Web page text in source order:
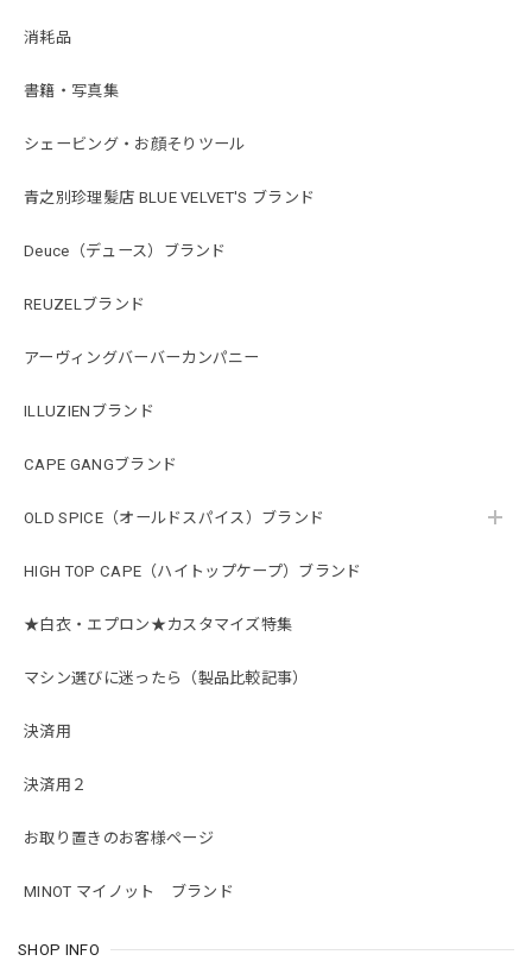
消耗品
書籍・写真集
シェービング・お顔そりツール
青之別珍理髪店 BLUE VELVET'S ブランド
Deuce（デュース）ブランド
REUZELブランド
アーヴィングバーバーカンパニー
ILLUZIENブランド
CAPE GANGブランド
OLD SPICE（オールドスパイス）ブランド
HIGH TOP CAPE（ハイトップケープ）ブランド
★白衣・エプロン★カスタマイズ特集
マシン選びに迷ったら（製品比較記事）
決済用
決済用２
お取り置きのお客様ページ
MINOT マイノット ブランド
SHOP INFO